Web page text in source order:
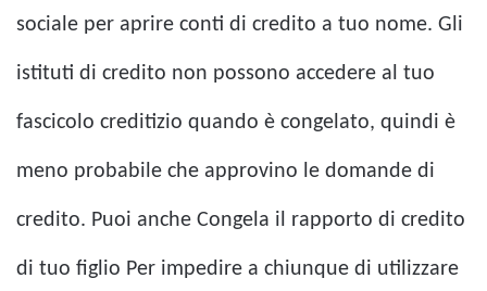
sociale per aprire conti di credito a tuo nome. Gli
istituti di credito non possono accedere al tuo
fascicolo creditizio quando è congelato, quindi è
meno probabile che approvino le domande di
credito. Puoi anche Congela il rapporto di credito
di tuo figlio Per impedire a chiunque di utilizzare